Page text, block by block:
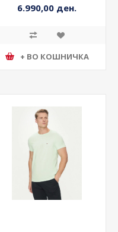
6.990,00 ден.
+ ВО КОШНИЧКА